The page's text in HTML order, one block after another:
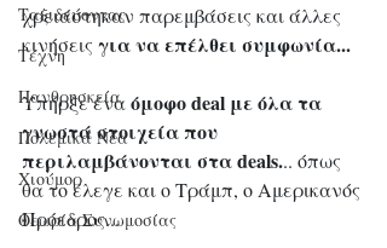
Ταξιδεύοντας
Τέχνη
Πανθρησκεία
Πολεμικά Νέα
Χιούμορ
Θεωρία Συνωμοσίας
χρειάστηκαν παρεμβάσεις και άλλες
κινήσεις για να επέλθει συμφωνία...
Υπήρξε ένα όμοφο deal με όλα τα
γνωστά στοιχεία που
περιλαμβάνονται στα deals... όπως
θα το έλεγε και ο Tράμπ, ο Αμερικανός
Πρόεδρος...